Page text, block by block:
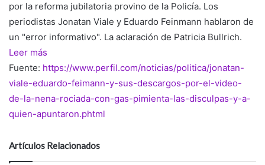
por la reforma jubilatoria provino de la Policía. Los
periodistas Jonatan Viale y Eduardo Feinmann hablaron de
un "error informativo". La aclaración de Patricia Bullrich.
Leer más
Fuente: https://www.perfil.com/noticias/politica/jonatan-
viale-eduardo-feimann-y-sus-descargos-por-el-video-
de-la-nena-rociada-con-gas-pimienta-las-disculpas-y-a-
quien-apuntaron.phtml
Artículos Relacionados